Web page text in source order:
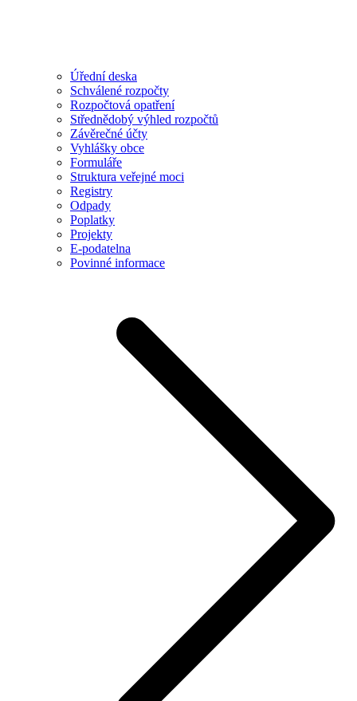
Úřední deska
Schválené rozpočty
Rozpočtová opatření
Střednědobý výhled rozpočtů
Závěrečné účty
Vyhlášky obce
Formuláře
Struktura veřejné moci
Registry
Odpady
Poplatky
Projekty
E-podatelna
Povinné informace